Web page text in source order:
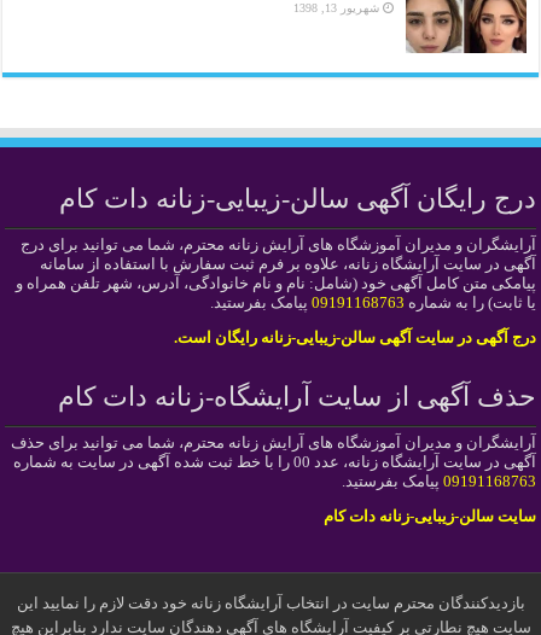
شهریور 13, 1398
درج رایگان آگهی سالن-زیبایی-زنانه دات کام
آرایشگران و مدیران آموزشگاه های آرایش زنانه محترم، شما می توانید برای درج
آگهی در سایت آرایشگاه زنانه، علاوه بر فرم ثبت سفارش با استفاده از سامانه
پیامکی متن کامل آگهی خود (شامل: نام و نام خانوادگی، آدرس، شهر تلفن همراه و
یا ثابت) را به شماره 09191168763 پیامک بفرستید.
درج آگهی در سایت آگهی سالن-زیبایی-زنانه رایگان است.
حذف آگهی از سایت آرایشگاه-زنانه دات کام
آرایشگران و مدیران آموزشگاه های آرایش زنانه محترم، شما می توانید برای حذف
آگهی در سایت آرایشگاه زنانه، عدد 00 را با خط ثبت شده آگهی در سایت به شماره
09191168763 پیامک بفرستید.
سایت سالن-زیبایی-زنانه دات کام
بازدیدکنندگان محترم سایت در انتخاب آرایشگاه زنانه خود دقت لازم را نمایید این
سایت هیچ نطارتی بر کیفیت آرایشگاه های آگهی دهندگان سایت ندارد بنابراین هیچ